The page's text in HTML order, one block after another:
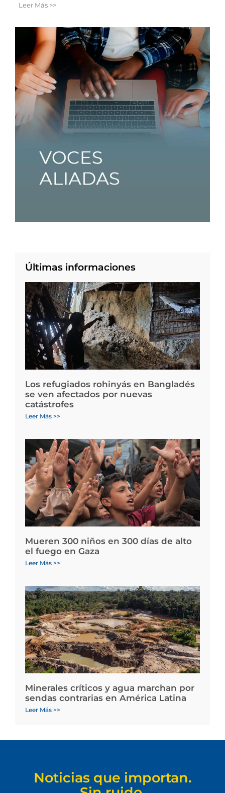
Leer Más >>
Últimas informaciones
Los refugiados rohinyás en Bangladés
se ven afectados por nuevas
catástrofes
Leer Más >>
Mueren 300 niños en 300 días de alto
el fuego en Gaza
Leer Más >>
Minerales críticos y agua marchan por
sendas contrarias en América Latina
Leer Más >>
Noticias que importan.